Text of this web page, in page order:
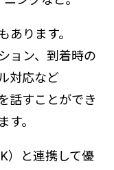
あります。
ョン、到着時の
対応など
話すことができ
す。
）と連携して優